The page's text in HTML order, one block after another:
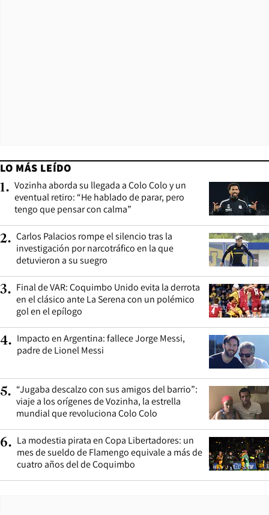
LO MÁS LEÍDO
1. Vozinha aborda su llegada a Colo Colo y un
eventual retiro: “He hablado de parar, pero
tengo que pensar con calma”
2. Carlos Palacios rompe el silencio tras la
investigación por narcotráfico en la que
detuvieron a su suegro
3. Final de VAR: Coquimbo Unido evita la derrota
en el clásico ante La Serena con un polémico
gol en el epílogo
4. Impacto en Argentina: fallece Jorge Messi,
padre de Lionel Messi
5. “Jugaba descalzo con sus amigos del barrio”:
viaje a los orígenes de Vozinha, la estrella
mundial que revoluciona Colo Colo
6. La modestia pirata en Copa Libertadores: un
mes de sueldo de Flamengo equivale a más de
cuatro años del de Coquimbo